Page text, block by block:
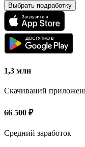
Выбрать подработку
1,3 млн
Скачиваний
66 500 ₽
Средний заработок